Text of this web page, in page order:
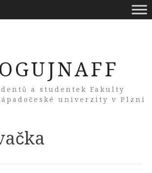
a studentek Fakulty
univerzity v Plzni